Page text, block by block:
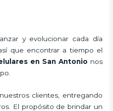
y evolucionar cada día
que encontrar a tiempo el
en San Antonio nos
clientes, entregando
El propósito de brindar un